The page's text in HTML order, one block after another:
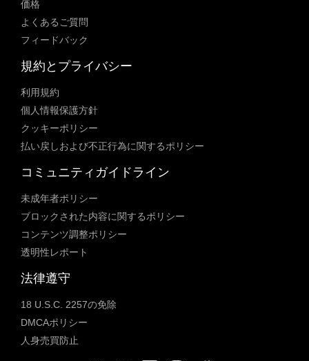
価格
よくあるご質問
フィードバック
規約とプライバシー
利用規約
個人情報保護方針
クッキーポリシー
払い戻しおよび不正行為に関するポリシー
コミュニティガイドライン
未成年者ポリシー
ブロックされた内容に関するポリシー
コンテンツ調整ポリシー
透明性レポート
法律遵守
18 U.S.C. 2257の免除
DMCAポリシー
人身売買防止